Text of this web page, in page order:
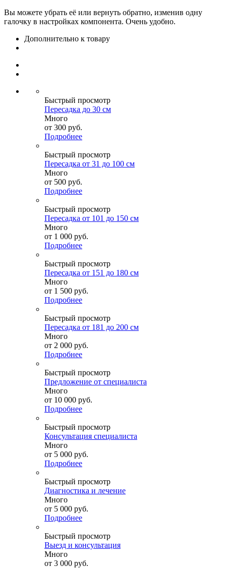
Вы можете убрать её или вернуть обратно, изменив одну
галочку в настройках компонента. Очень удобно.
Дополнительно к товару
Быстрый просмотр
Пересадка до 30 см
Много
от 300 руб.
Подробнее
Быстрый просмотр
Пересадка от 31 до 100 см
Много
от 500 руб.
Подробнее
Быстрый просмотр
Пересадка от 101 до 150 см
Много
от 1 000 руб.
Подробнее
Быстрый просмотр
Пересадка от 151 до 180 см
Много
от 1 500 руб.
Подробнее
Быстрый просмотр
Пересадка от 181 до 200 см
Много
от 2 000 руб.
Подробнее
Быстрый просмотр
Предложение от специалиста
Много
от 10 000 руб.
Подробнее
Быстрый просмотр
Консультация специалиста
Много
от 5 000 руб.
Подробнее
Быстрый просмотр
Диагностика и лечение
Много
от 5 000 руб.
Подробнее
Быстрый просмотр
Выезд и консультация
Много
от 3 000 руб.